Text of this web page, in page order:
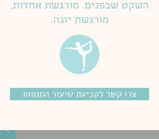
השקט שבפנים. מורגשת אחדות,
מורגשת יוגה.
צרו קשר לקביעת שיעור התנסות